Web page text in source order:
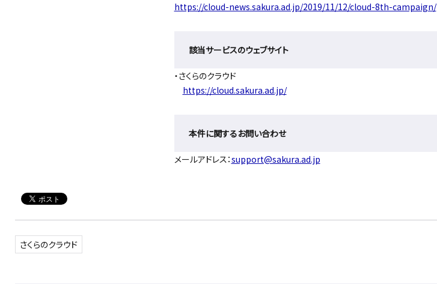
https://cloud-news.sakura.ad.jp/2019/11/12/cloud-8th-campaign/
該当サービスのウェブサイト
・さくらのクラウド
https://cloud.sakura.ad.jp/
本件に関するお問い合わせ
メールアドレス：support@sakura.ad.jp
さくらのクラウド